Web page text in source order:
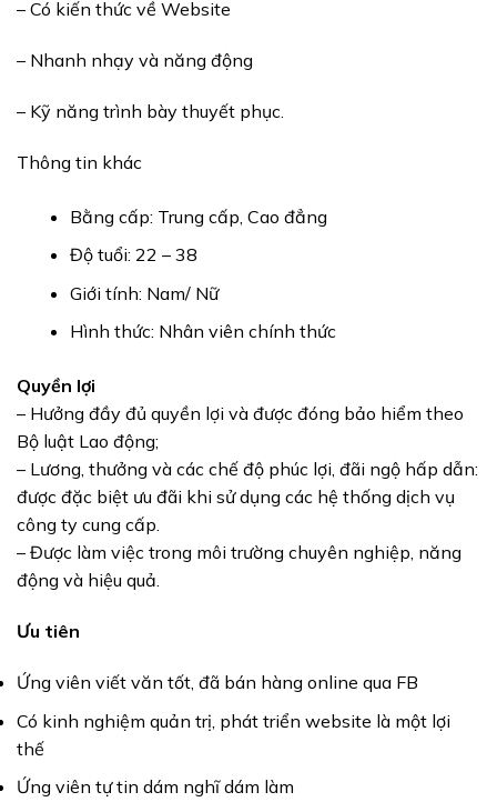
– Có kiến thức về Website
– Nhanh nhạy và năng động
– Kỹ năng trình bày thuyết phục.
Thông tin khác
Bằng cấp: Trung cấp, Cao đẳng
Độ tuổi: 22 – 38
Giới tính: Nam/ Nữ
Hình thức: Nhân viên chính thức
Quyền lợi
– Hưởng đầy đủ quyền lợi và được đóng bảo hiểm theo
Bộ luật Lao động;
– Lương, thưởng và các chế độ phúc lợi, đãi ngộ hấp dẫn:
được đặc biệt ưu đãi khi sử dụng các hệ thống dịch vụ
công ty cung cấp.
– Được làm việc trong môi trường chuyên nghiệp, năng
động và hiệu quả.
Ưu tiên
Ứng viên viết văn tốt, đã bán hàng online qua FB
Có kinh nghiệm quản trị, phát triển website là một lợi
thế
Ứng viên tự tin dám nghĩ dám làm